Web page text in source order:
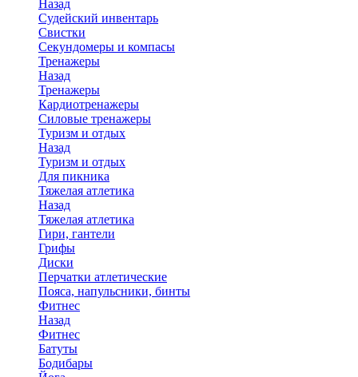
Назад
Судейский инвентарь
Свистки
Секундомеры и компасы
Тренажеры
Назад
Тренажеры
Кардиотренажеры
Силовые тренажеры
Туризм и отдых
Назад
Туризм и отдых
Для пикника
Тяжелая атлетика
Назад
Тяжелая атлетика
Гири, гантели
Грифы
Диски
Перчатки атлетические
Пояса, напульсники, бинты
Фитнес
Назад
Фитнес
Батуты
Бодибары